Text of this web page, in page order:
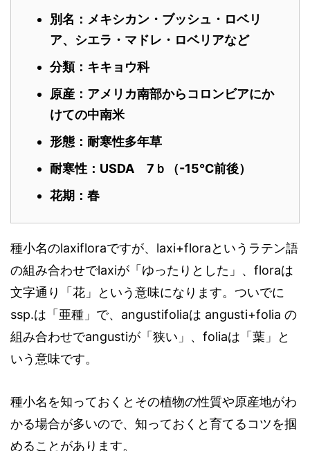
別名：メキシカン・ブッシュ・ロベリ
ア、シエラ・マドレ・ロベリアなど
分類：キキョウ科
原産：アメリカ南部からコロンビアにか
けての中南米
形態：耐寒性多年草
耐寒性：USDA 7ｂ（-15℃前後）
花期：春
種小名のlaxifloraですが、laxi+floraというラテン語
の組み合わせでlaxiが「ゆったりとした」、floraは
文字通り「花」という意味になります。ついでに
ssp.は「亜種」で、angustifoliaは angusti+folia の
組み合わせでangustiが「狭い」、foliaは「葉」と
いう意味です。
種小名を知っておくとその植物の性質や原産地がわ
かる場合が多いので、知っておくと育てるコツを掴
めることがあります。